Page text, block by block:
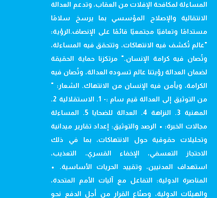
المساءلة لمكافحة الإفلات من العقاب، وتدعم العدالة
الانتقالية والإصلاح المؤسسي بما يرسخ سلامًا
مستدامًا وتعافيًا مجتمعيًا قائمًا على الإنصاف.الرؤية:
"عالم تُكشف فيه الانتهاكات، وتتحقق فيه المساءلة،
وتُصان فيه كرامة الإنسان." مرتكزنا حماية الحقيقة
لضمان العدالة رؤيتنا عالم تسوده العدالة، وتُصان فيه
الكرامة، ويأمن فيه الإنسان من الانتهاك. الشعار: "
من التوثيق إلى العدالة قيم سام :- 1. الاستقلالية 2.
المهنية 3. النزاهة 4. العدالة للضحايا 5. المساءلة
مجالات الخبرة: • الرصد والتوثيق: إعداد تقارير ميدانية
وتحليلات حقوقية حول الانتهاكات، بما في ذلك
الاحتجاز التعسفي، الإخفاء القسري، التعذيب،
استهداف المدنيين، وتقييد الحريات الأساسية. •
المناصرة الدولية: التفاعل مع آليات الأمم المتحدة،
والهيئات الدولية، وصنّاع القرار من أجل الدفع نحو